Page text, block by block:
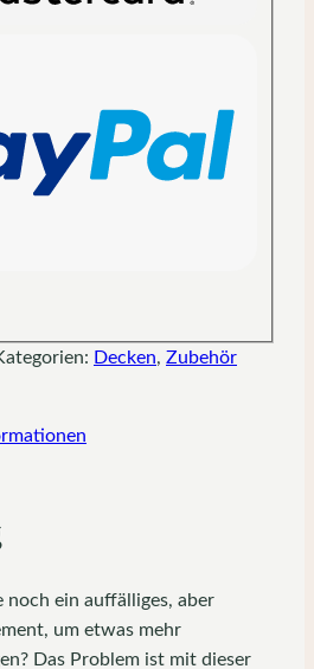
Decken, Zubehör
noch ein auffälliges, aber
um etwas mehr
Das Problem ist mit dieser